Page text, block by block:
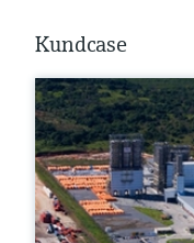
Kundcase